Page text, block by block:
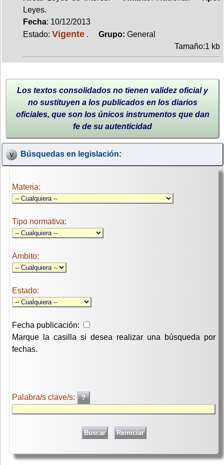
Leyes.
Fecha: 10/12/2013
Estado: Vigente . Grupo: General
Tamaño:1 kb
Los textos consolidados no tienen validez oficial y
no sustituyen a los publicados en los diarios
oficiales, que son los únicos instrumentos que dan
fe de su autenticidad
Búsquedas en legislación:
Materia:
Tipo normativa:
Ambito:
Estado:
Fecha publicación:
Marque la casilla si desea realizar una búsqueda por
fechas.
Palabra/s clave/s: